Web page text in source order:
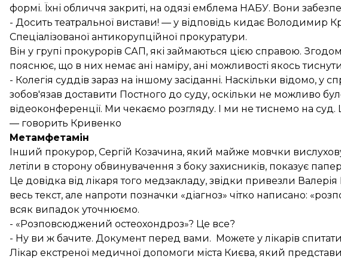
формі. Їхні обличчя закриті, на одязі емблема НАБУ. Вони
- Досить театральної вистави! — у відповідь кидає Володимир
Спеціалізованої антикорупційної прокуратури.
Він у групі прокурорів САП, які займаються цією справою.
пояснює, що в них немає ані наміру, ані можливості якось
- Колегія суддів зараз на іншому засіданні. Наскільки відомо, у
зобов'язав доставити Постного до суду, оскільки не можливо
відеоконференції. Ми чекаємо розгляду. І ми не тиснемо на суд.
— говорить Кривенко
Метамфетамін
Інший прокурор, Сергій Козачина, який майже мовчки
летіли в сторону обвинувачення з боку захисників, показує
Це довідка від лікаря того медзакладу, звідки привезли
весь текст, але напроти позначки «діагноз» чітко написано:
всяк випадок уточнюємо.
- «Розповсюджений остеохондроз»? Це все?
- Ну ви ж бачите. Документ перед вами. Можете у лікарів
Лікар екстреної медичної допомоги міста Києва, який